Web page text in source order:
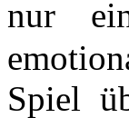
nur
Spiel